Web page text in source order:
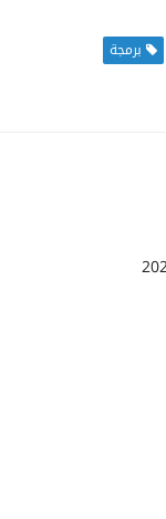
برمجة